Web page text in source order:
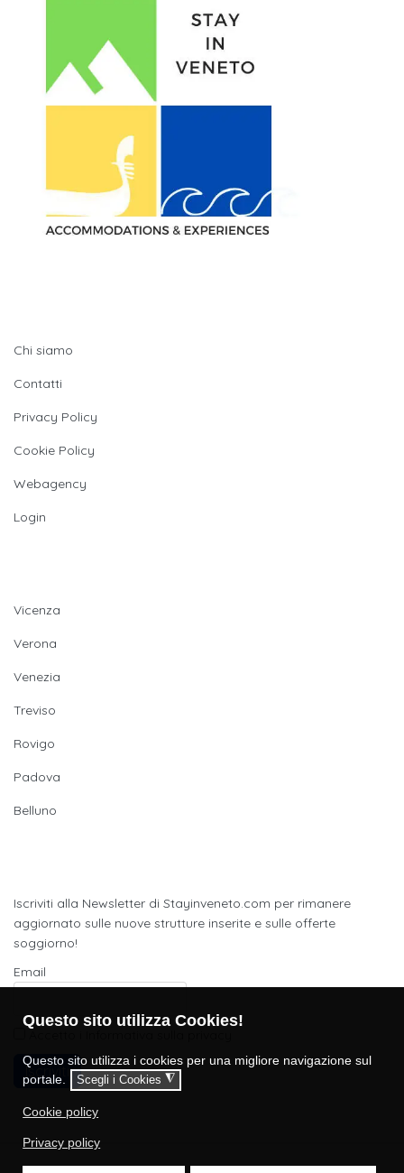
Questo sito utilizza Cookies!
Questo sito utilizza i cookies per una migliore navigazione sul
portale.
Scegli i Cookies ◮
Cookie policy
Privacy policy
Chi siamo
Contatti
Privacy Policy
Cookie Policy
Webagency
Login
Vicenza
Verona
Venezia
Treviso
Rovigo
Padova
Belluno
Iscriviti alla Newsletter di Stayinveneto.com per rimanere
aggiornato sulle nuove strutture inserite e sulle offerte
soggiorno!
Email
Iscriviti